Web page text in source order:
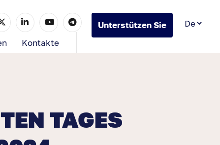
Unterstützen Sie
uns
Kontakte
TAGES